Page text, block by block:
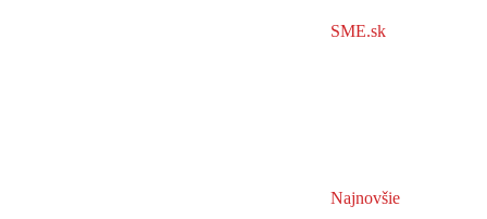
SME.sk
Najnovšie